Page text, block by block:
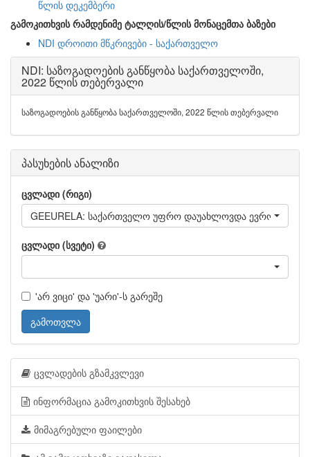
წლის დეკემბერი
გამოკითხვის რამდენიმე ტალღის/წლის მონაცემთა ბაზები
NDI დროითი მწკრივები - საქართველო
NDI: საზოგადოების განწყობა საქართველოში,
2022 წლის თებერვალი
საზოგადოების განწყობა საქართველოში, 2022 წლის თებერვალი
პასუხების ანალიზი
ცვლადი (რიგი)
GEEURELA: საქართველო უფრო დაუახლოვდა
ცვლადი (სვეტი)
'არ ვიცი' და 'უარი'-ს გარეშე
გამოთვლა
ცვლადების გზამკვლევი
ინფორმაცია გამოკითხვის შესახებ
მიმაგრებული ფაილები